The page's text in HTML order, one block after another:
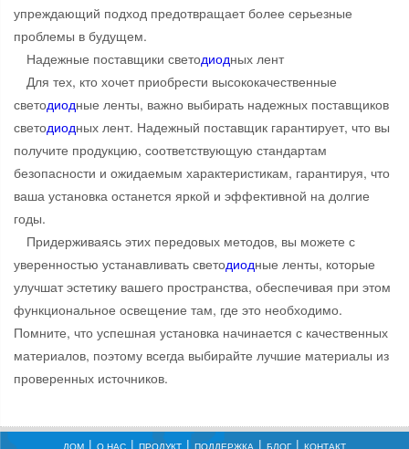
упреждающий подход предотвращает более серьезные
проблемы в будущем.
Надежные поставщики светодиодных лент
Для тех, кто хочет приобрести высококачественные
светодиодные ленты, важно выбирать надежных поставщиков
светодиодных лент. Надежный поставщик гарантирует, что вы
получите продукцию, соответствующую стандартам
безопасности и ожидаемым характеристикам, гарантируя, что
ваша установка останется яркой и эффективной на долгие
годы.
Придерживаясь этих передовых методов, вы можете с
уверенностью устанавливать светодиодные ленты, которые
улучшат эстетику вашего пространства, обеспечивая при этом
функциональное освещение там, где это необходимо.
Помните, что успешная установка начинается с качественных
материалов, поэтому всегда выбирайте лучшие материалы из
проверенных источников.
ДОМ О НАС ПРОДУКТ ПОДДЕРЖКА БЛОГ КОНТАКТ